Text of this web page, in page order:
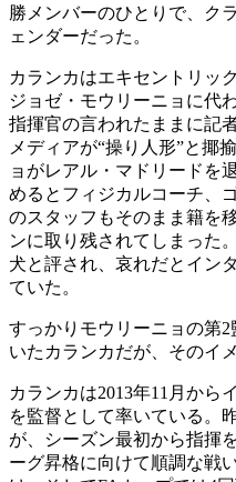
勝メンバーのひとりで、ク
ェンダーだった。
カランカはエキセントリッ
ジョゼ・モウリーニョに代
指揮官の言われたままに記
メディアが“操り人形”と揶
ョがレアル・マドリードを
めるとフィジカルコーチ、
のスタッフもそのまま籍を
ンに取り残されてしまった
犬と評され、哀れだとイン
ていた。
すっかりモウリーニョの第
いたカランカだが、そのイ
カランカは2013年11月から
を監督として率いている。
が、シーズン最初から指揮
ーグ昇格に向けて順調な戦